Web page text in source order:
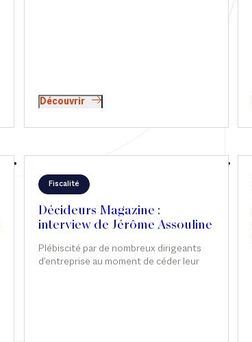
Découvrir
Fiscalité
Plébiscité par de nombreux dirigeants
d’entreprise au moment de céder leur
Décideurs Magazine :
interview de Jérôme Assouline
Carnavalet